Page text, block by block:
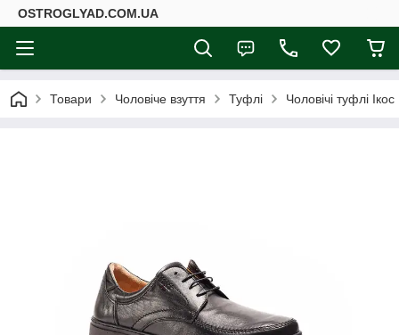
ОSTROGLYAD.СOM.UA
Товари Чоловіче взуття Туфлі Чоловічі туфлі